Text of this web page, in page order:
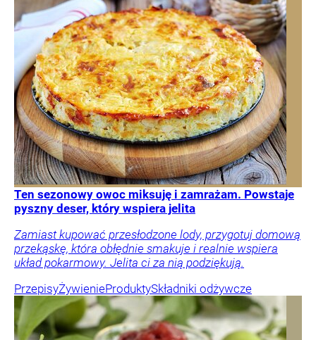
Ten sezonowy owoc miksuję i zamrażam. Powstaje
pyszny deser, który wspiera jelita
Zamiast kupować przesłodzone lody, przygotuj domową
przekąskę, która obłędnie smakuje i realnie wspiera
układ pokarmowy. Jelita ci za nią podziękują.
PrzepisyŻywienieProduktySkładniki odżywcze